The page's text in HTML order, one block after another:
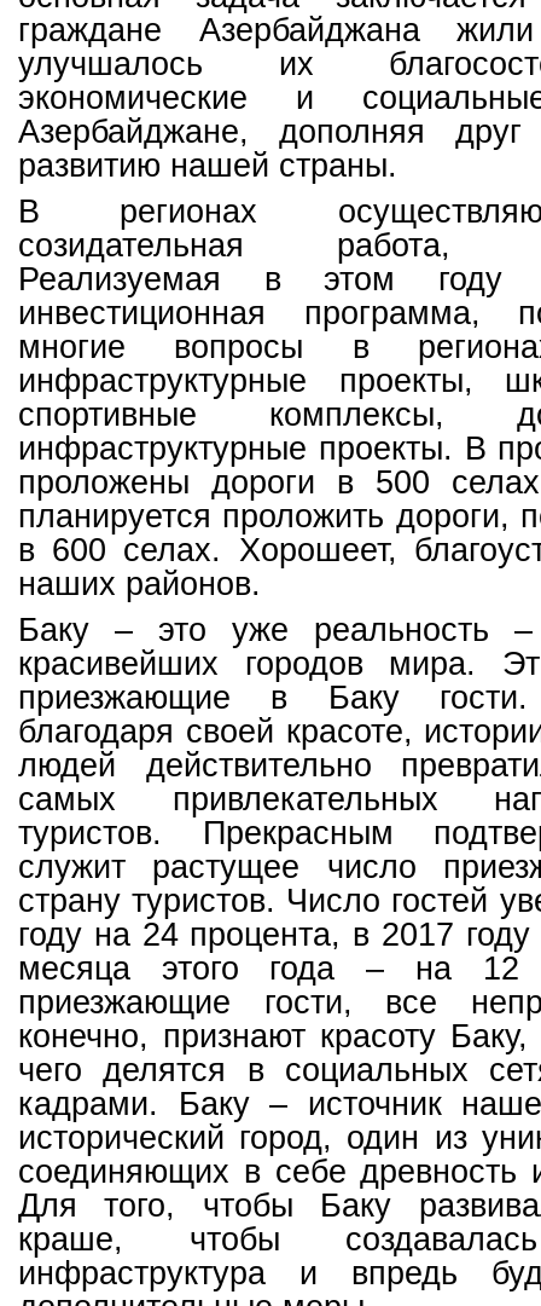
граждане Азербайджана
улучшалось их
экономические и
Азербайджане, дополняя
развитию нашей страны.
В регионах
созидательная работа,
Реализуемая в этом году
инвестиционная программа,
многие вопросы в
инфраструктурные проекты,
спортивные комплексы,
инфраструктурные проекты. В
проложены дороги в 500
планируется проложить дороги,
в 600 селах. Хорошеет,
наших районов.
Баку – это уже реальность
красивейших городов мира.
приезжающие в Баку
благодаря своей красоте,
людей действительно
самых привлекательных
туристов. Прекрасным
служит растущее число
страну туристов. Число гостей
году на 24 процента, в 2017
месяца этого года – на 12
приезжающие гости, все
конечно, признают красоту
чего делятся в социальных
кадрами. Баку – источник
исторический город, один из
соединяющих в себе древность
Для того, чтобы Баку
краше, чтобы
инфраструктура и впредь